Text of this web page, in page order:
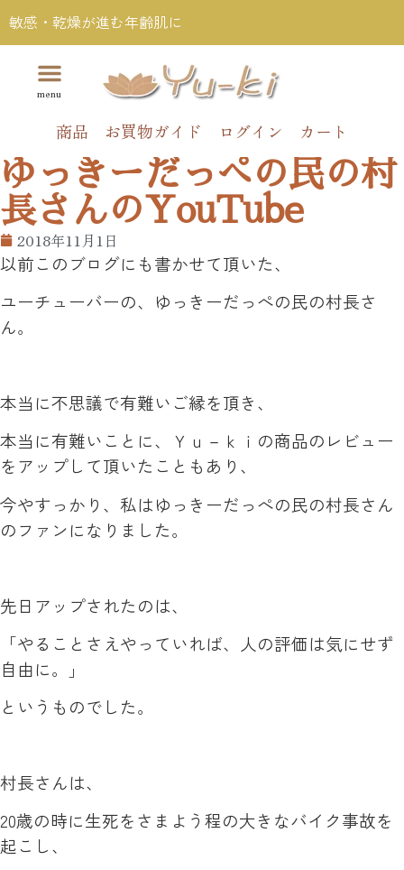
敏感・乾燥が進む年齢肌に
商品 お買物ガイド ログイン カート
ゆっきーだっぺの民の村
長さんのYouTube
2018年11月1日
以前このブログにも書かせて頂いた、
ユーチューバーの、ゆっきーだっぺの民の村長さ
ん。
本当に不思議で有難いご縁を頂き、
本当に有難いことに、Ｙｕ－ｋｉの商品のレビュー
をアップして頂いたこともあり、
今やすっかり、私はゆっきーだっぺの民の村長さん
のファンになりました。
先日アップされたのは、
「やることさえやっていれば、人の評価は気にせず
自由に。」
というものでした。
村長さんは、
20歳の時に生死をさまよう程の大きなバイク事故を
起こし、